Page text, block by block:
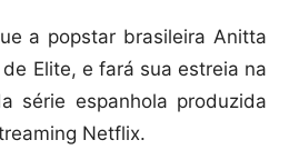
a popstar brasileira Anitta
Elite, e fará sua estreia na
série espanhola produzida
Netflix.